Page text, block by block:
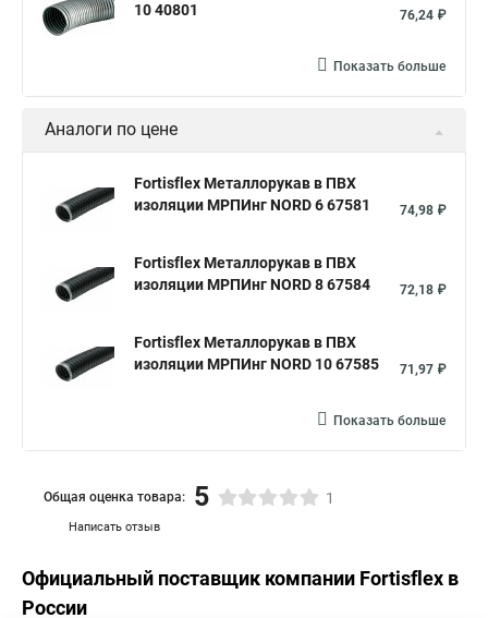
10 40801
76,24 ₽
Показать больше
Аналоги по цене
Fortisflex Металлорукав в ПВХ
изоляции МРПИнг NORD 6 67581
74,98 ₽
Fortisflex Металлорукав в ПВХ
изоляции МРПИнг NORD 8 67584
72,18 ₽
Fortisflex Металлорукав в ПВХ
изоляции МРПИнг NORD 10 67585
71,97 ₽
Показать больше
Написать отзыв
Общая оценка товара: 5 1
Официальный поставщик компании Fortisflex в
России